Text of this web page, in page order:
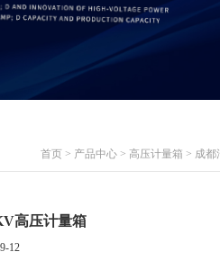
首页 > 产品中心 > 高压计量箱 > 成都
高压计量箱
12